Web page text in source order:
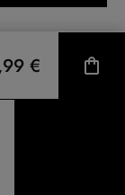
€